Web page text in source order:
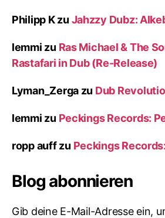
Philipp Kzu Jahzzy Dubz:
lemmi zu Ras Michael & The
Rastafari in Dub (Re-Release)
Lyman_Zerga zu Dub
lemmi zu Peckings Records:
ropp auffzu Peckings
Blog abonnieren
Gib deine E-Mail-Adresse ein,